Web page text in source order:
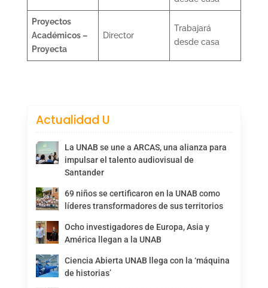
Proyectos
Académicos –
Proyecta
Director
Trabajará
desde casa
Actualidad U
La UNAB se une a ARCAS, una alianza para
impulsar el talento audiovisual de
Santander
69 niños se certificaron en la UNAB como
líderes transformadores de sus territorios
Ocho investigadores de Europa, Asia y
América llegan a la UNAB
Ciencia Abierta UNAB llega con la ‘máquina
de historias’